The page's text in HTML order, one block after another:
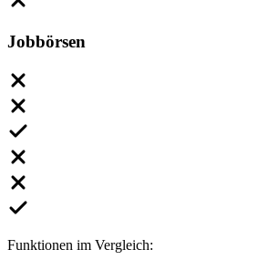
Jobbörsen
Funktionen im Vergleich: